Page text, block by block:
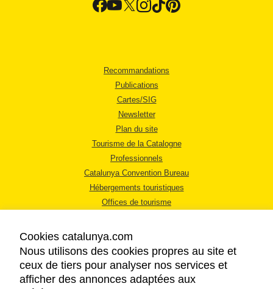
Recommandations
Publications
Cartes/SIG
Newsletter
Plan du site
Tourisme de la Catalogne
Professionnels
Catalunya Convention Bureau
Hébergements touristiques
Offices de tourisme
Cookies catalunya.com
Nous utilisons des cookies propres au site et
ceux de tiers pour analyser nos services et
afficher des annonces adaptées aux